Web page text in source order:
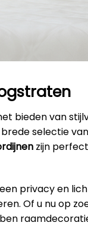
bieden van
brede selectie van
zijn
privacy en
Of u nu op